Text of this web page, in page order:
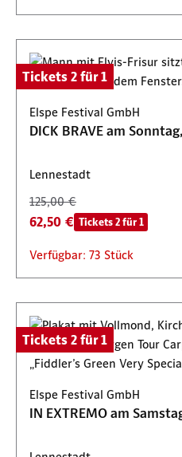
Tickets 2 für 1
Elspe Festival GmbH
DICK BRAVE am
Lennestadt
125,00 €
62,50 € Tickets 2 für 1
Verfügbar: 73 Stück
Tickets 2 für 1
Elspe Festival GmbH
IN EXTREMO am